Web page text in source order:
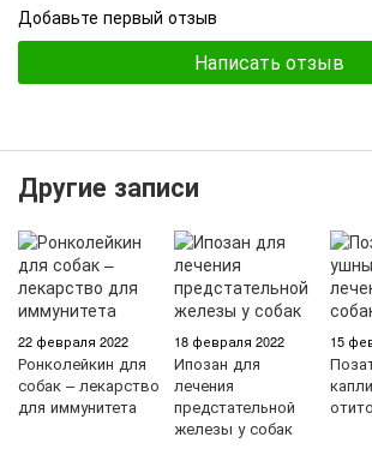
Добавьте первый отзыв
Написать отзыв
Другие записи
22 февраля 2022
Ронколейкин для
собак – лекарство
для иммунитета
18 февраля 2022
Ипозан для
лечения
предстательной
железы у собак
15